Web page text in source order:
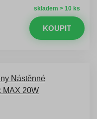
skladem > 10 ks
KOUPIT